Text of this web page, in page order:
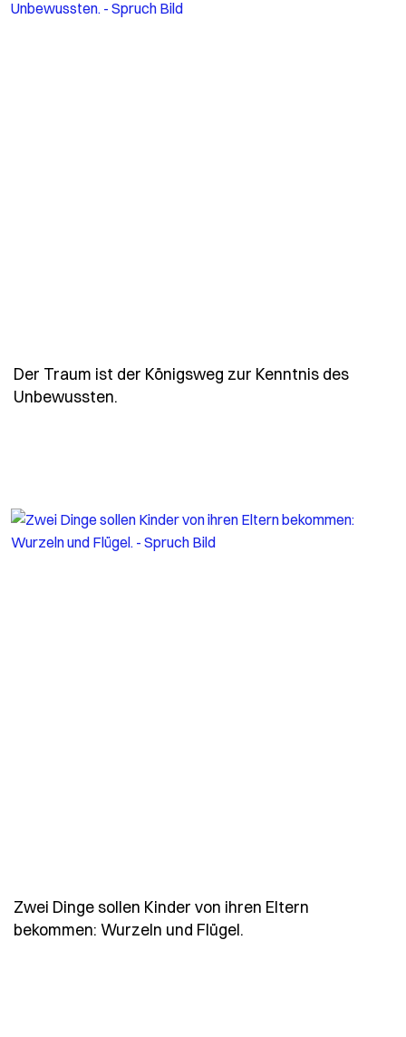
Der Traum ist der Königsweg zur Kenntnis des
Unbewussten.
Zwei Dinge sollen Kinder von ihren Eltern
bekommen: Wurzeln und Flügel.